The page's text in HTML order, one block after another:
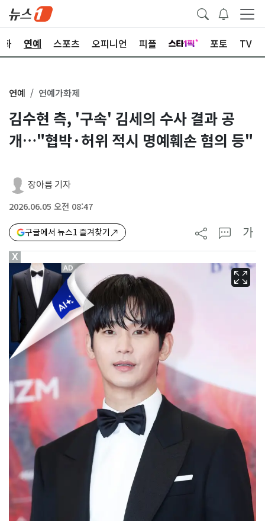
화 연예 스포츠 오피니언 피플 포토 TV
연예 연예가화제
김수현 측, '구속' 김세의 수사 결과 공
개…"협박·허위 적시 명예훼손 혐의 등"
장아름 기자
2026.06.05 오전 08:47
구글에서 뉴스1 즐겨찾기 가
X